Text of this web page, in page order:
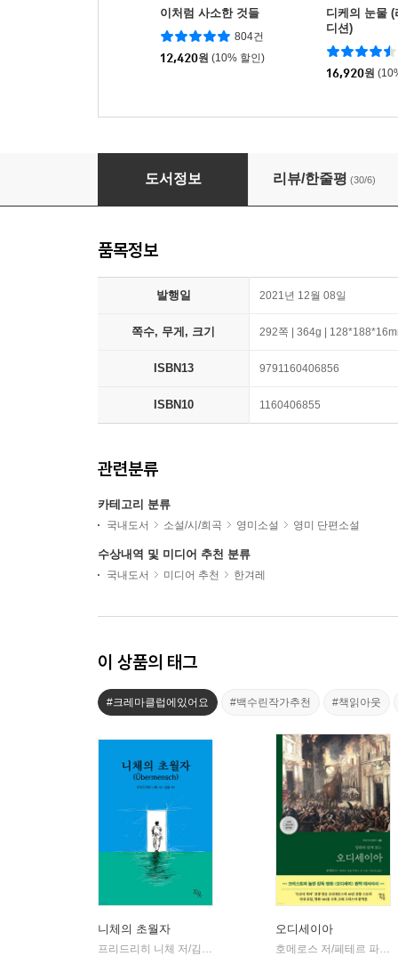
이처럼 사소한 것들
804건
12,420원 (10% 할인)
디케의 눈물
디션)
16,920원
도서정보 리뷰/한줄평 (30/6)
품목정보
발행일 2021년 12월 08일
쪽수, 무게, 크기 292쪽 | 364g |
ISBN13 9791160406856
ISBN10 1160406855
관련분류
카테고리 분류
국내도서 소설/시/희곡 영미소설 영미 단편소설
수상내역 및 미디어 추천 분류
국내도서 미디어 추천 한겨레
이 상품의 태그
#크레마클럽에있어요 #백수린작가추천 #책읽아웃
니체의 초월자
프리드리히 니체 저/김철 편역
오디세이아
호메로스 저/페테르 파울 루벤스 그림/박문재 역